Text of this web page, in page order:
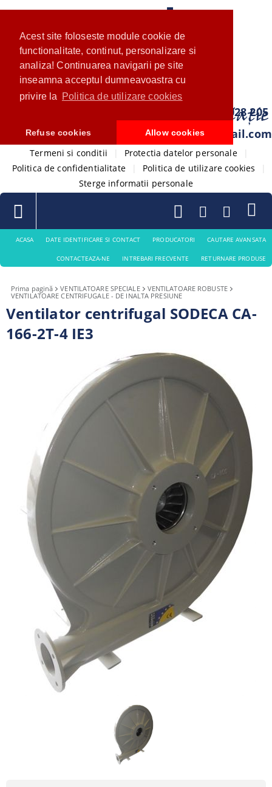
Acest site foloseste module cookie de
functionalitate, continut, personalizare si
analiza! Continuarea navigarii pe site
inseamna acceptul dumneavoastra cu
privire la
Politica de utilizare cookies
Refuse cookies Allow cookies
0733 028 205
com.ventistore@gmail.com
Termeni si conditii Protectia datelor personale
Politica de confidentialitate
Politica de utilizare cookies
Sterge informatii personale
ACASA DATE IDENTIFICARE SI CONTACT PRODUCATORI CAUTARE AVANSATA
CONTACTEAZA-NE INTREBARI FRECVENTE RETURNARE PRODUSE
Prima pagină VENTILATOARE SPECIALE
VENTILATOARE ROBUSTE
VENTILATOARE CENTRIFUGALE - DE INALTA PRESIUNE
Ventilator centrifugal SODECA CA-
166-2T-4 IE3